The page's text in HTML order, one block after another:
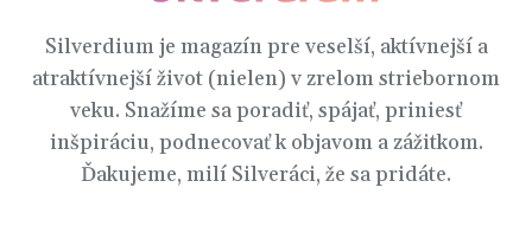
Silverdium je magazín pre veselší, aktívnejší a
atraktívnejší život (nielen) v zrelom striebornom
veku. Snažíme sa poradiť, spájať, priniesť
inšpiráciu, podnecovať k objavom a zážitkom.
Ďakujeme, milí Silveráci, že sa pridáte.